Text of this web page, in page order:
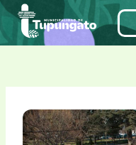
Ir
contenido